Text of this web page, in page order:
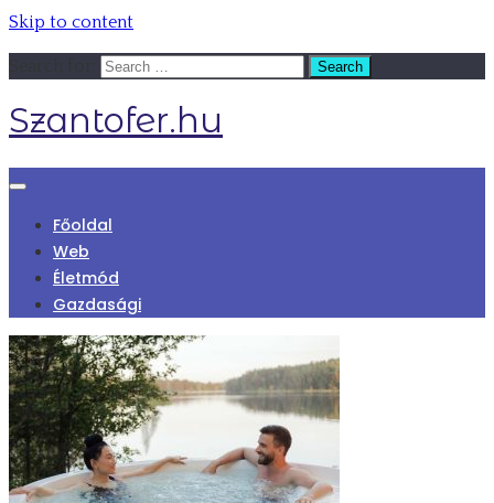
Skip to content
Szantofer.hu
Főoldal
Web
Életmód
Gazdasági